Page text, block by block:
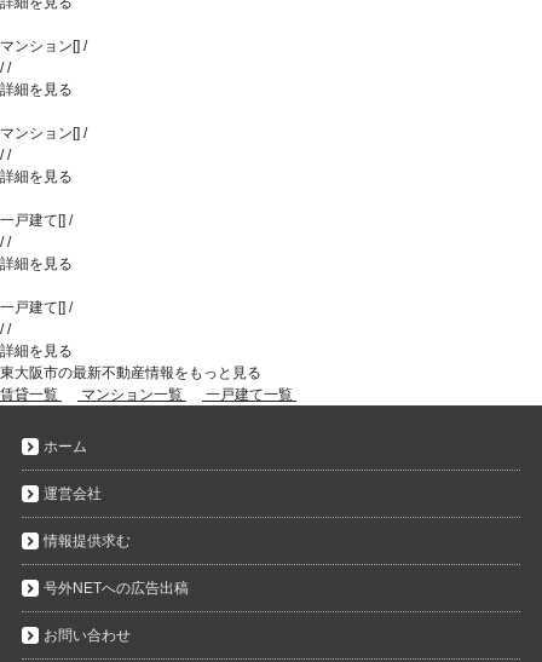
マンション [] /
//
詳細を見る
マンション [] /
//
詳細を見る
一戸建て [] /
//
詳細を見る
一戸建て [] /
//
詳細を見る
東大阪市の最新不動産情報をもっと見る
賃貸一覧
マンション一覧 一戸建て一覧
ホーム
運営会社
情報提供求む
号外NETへの広告出稿
お問い合わせ